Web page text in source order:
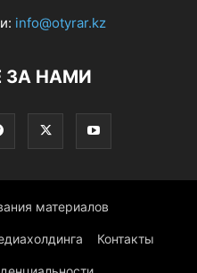
info@otyrar.kz
ЗА НАМИ
материалов
Контакты